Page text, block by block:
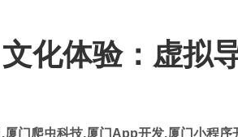
文化体验：虚拟
,厦门爬虫科技,厦门 App开发,厦门小程序